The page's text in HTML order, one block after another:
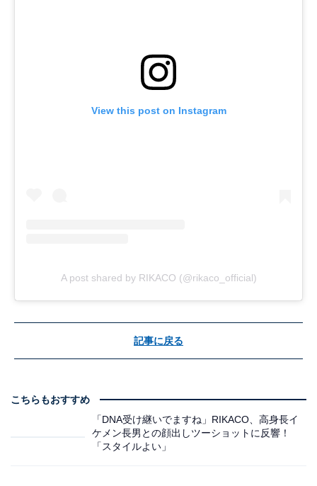
View this post on Instagram
A post shared by RIKACO (@rikaco_official)
記事に戻る
こちらもおすすめ
「DNA受け継いでますね」RIKACO、高身長イ
ケメン長男との顔出しツーショットに反響！
「スタイルよい」